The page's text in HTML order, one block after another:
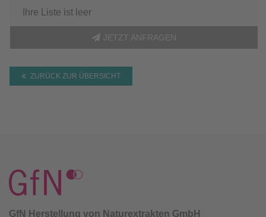
Ihre Liste ist leer
JETZT ANFRAGEN
ZURÜCK ZUR ÜBERSICHT
GfN Herstellung von Naturextrakten GmbH